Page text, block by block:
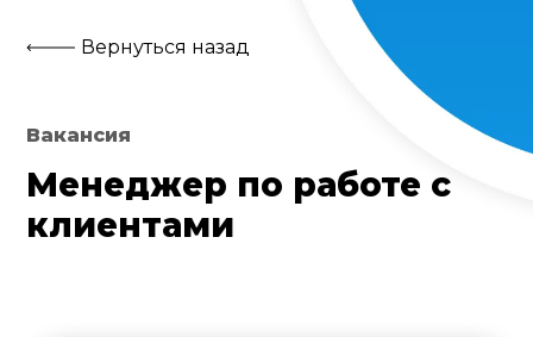
Аренда серверов
Продажа ПО
О компании
Вернуться назад
Вакансия
Менеджер по работе с
клиентами